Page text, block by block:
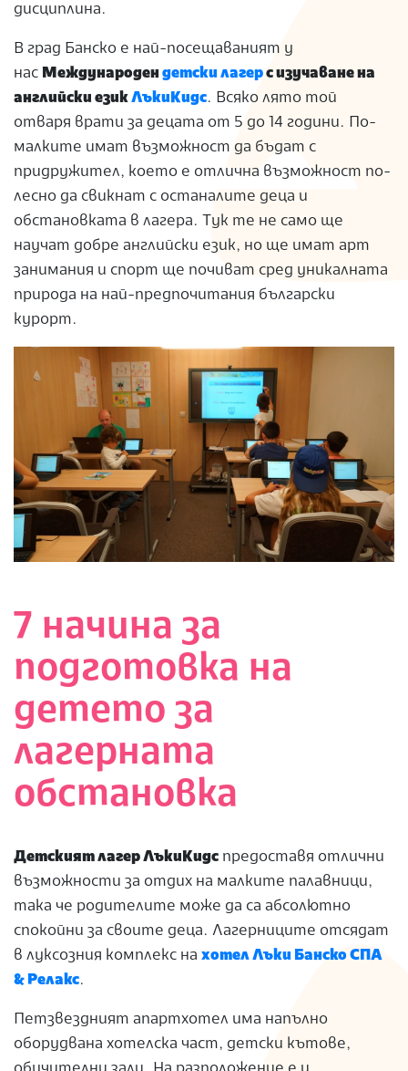
дисциплина.
В град Банско е най-посещаваният у
нас Международендетски лагерс изучаване на
английски езикЛъкиКидс. Всяко лято той
отваря врати за децата от 5 до 14 години. По-
малките имат възможност да бъдат с
придружител, което е отлична възможност по-
лесно да свикнат с останалите деца и
обстановката в лагера. Тук те не само ще
научат добре английски език, но ще имат арт
занимания и спорт ще почиват сред уникалната
природа на най-предпочитания български
курорт.
7 начина за
подготовка на
детето за
лагерната
обстановка
Детският лагер ЛъкиКидс предоставя отлични
възможности за отдих на малките палавници,
така че родителите може да са абсолютно
спокойни за своите деца. Лагерниците отсядат
в луксозния комплекс на хотел Лъки Банско СПА
& Релакс.
Петзвездният апартхотел има напълно
оборудвана хотелска част, детски кътове,